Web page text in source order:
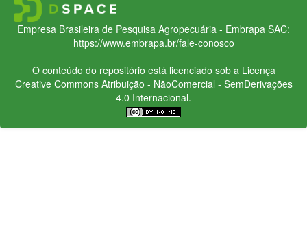
Empresa Brasileira de Pesquisa Agropecuária - Embrapa SAC:
https://www.embrapa.br/fale-conosco
O conteúdo do repositório está licenciado sob a Licença
Creative CommonsAtribuição - NãoComercial - SemDerivações
4.0 Internacional.